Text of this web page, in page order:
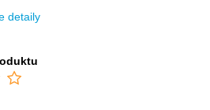
detaily